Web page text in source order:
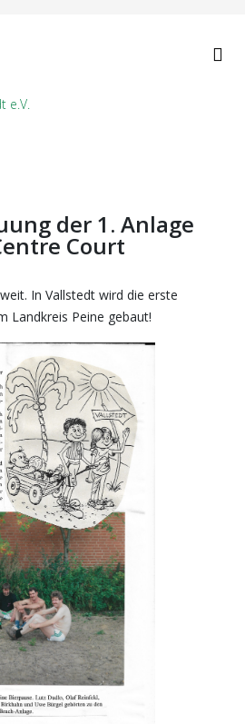
der 1. Anlage
Court
In Vallstedt wird die erste
Landkreis Peine gebaut!